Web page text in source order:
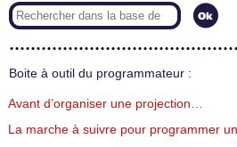
Boite à outil du programmateur :
Avant d’organiser une projection…
La marche à suivre pour programmer